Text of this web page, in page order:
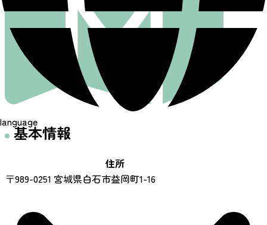
language
基本情報
住所
〒989-0251 宮城県白石市益岡町1-16